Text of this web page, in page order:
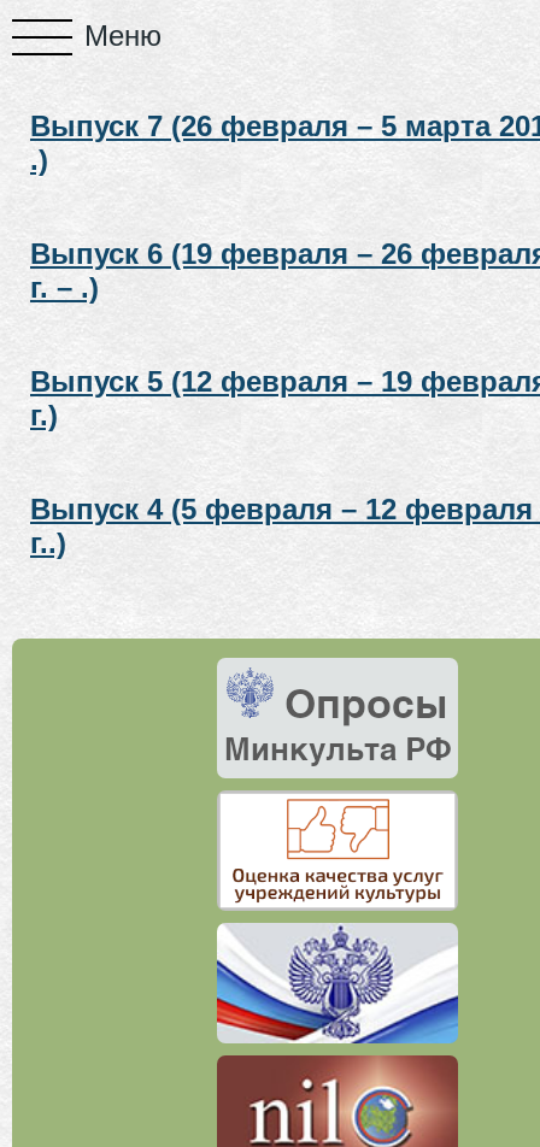
Выпуск 7 (26 февраля – 5 марта
.)
Выпуск 6 (19 февраля – 26
г. – .)
Выпуск 5 (12 февраля – 19
г.)
Выпуск 4 (5 февраля – 12 февраля
г..)